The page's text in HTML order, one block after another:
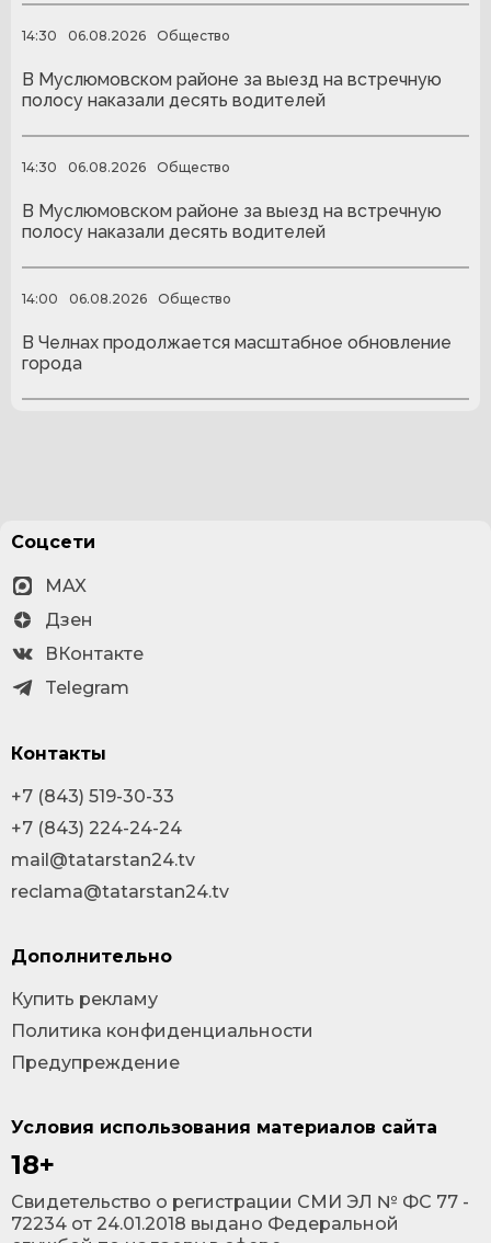
14:30 06.08.2026 Общество
В Муслюмовском районе за выезд на встречную
полосу наказали десять водителей
14:30 06.08.2026 Общество
В Муслюмовском районе за выезд на встречную
полосу наказали десять водителей
14:00 06.08.2026 Общество
В Челнах продолжается масштабное обновление
города
Условия использования материалов сайта
18+
Cвидетельство о регистрации СМИ ЭЛ № ФС 77 -
72234 от 24.01.2018 выдано Федеральной
Соцсети
MAX
Дзен
ВКонтакте
Telegram
Контакты
+7 (843) 519-30-33
+7 (843) 224-24-24
mail@tatarstan24.tv
reclama@tatarstan24.tv
Дополнительно
Купить рекламу
Политика конфиденциальности
Предупреждение